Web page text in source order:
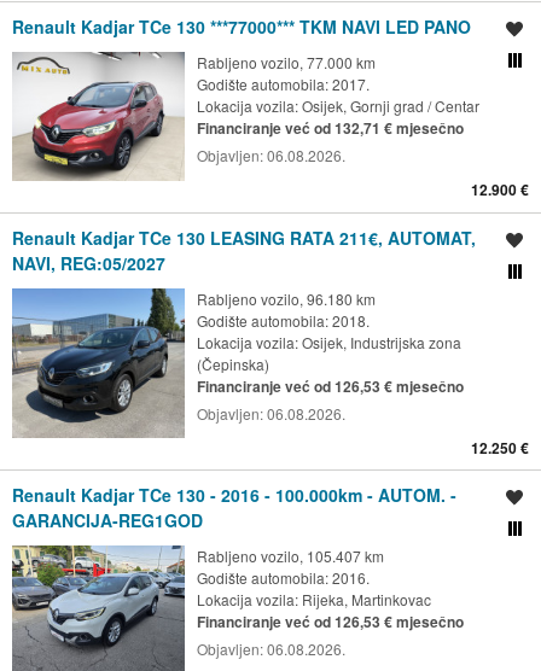
Renault Kadjar TCe 130 ***77000*** TKM NAVI LED PANO
Rabljeno vozilo, 77.000 km
Godište automobila: 2017.
Lokacija vozila:Osijek, Gornji grad / Centar
Financiranje već od 132,71 € mjesečno
Objavljen:06.08.2026.
12.900 €
Renault Kadjar TCe 130 LEASING RATA 211€, AUTOMAT,
NAVI, REG:05/2027
Rabljeno vozilo, 96.180 km
Godište automobila: 2018.
Lokacija vozila:Osijek, Industrijska zona
(Čepinska)
Financiranje već od 126,53 € mjesečno
Objavljen:06.08.2026.
12.250 €
Renault Kadjar TCe 130 - 2016 - 100.000km - AUTOM. -
GARANCIJA-REG1GOD
Rabljeno vozilo, 105.407 km
Godište automobila: 2016.
Lokacija vozila: Rijeka, Martinkovac
Financiranje već od 126,53 € mjesečno
Objavljen:06.08.2026.